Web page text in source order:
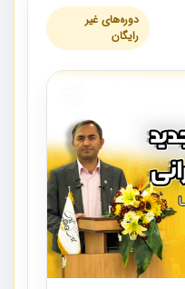
دوره‌های غیر
رایگان